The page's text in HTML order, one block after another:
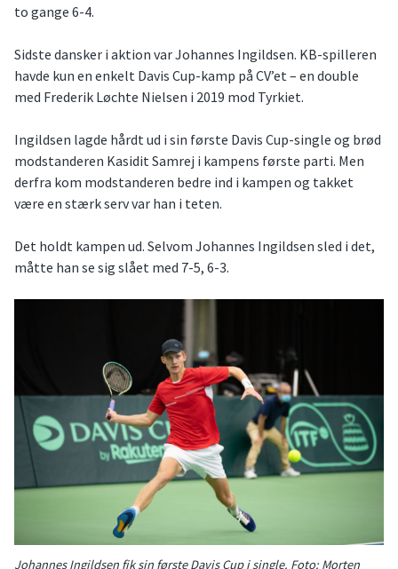
to gange 6-4.
Sidste dansker i aktion var Johannes Ingildsen. KB-spilleren
havde kun en enkelt Davis Cup-kamp på CV’et – en double
med Frederik Løchte Nielsen i 2019 mod Tyrkiet.
Ingildsen lagde hårdt ud i sin første Davis Cup-single og brød
modstanderen Kasidit Samrej i kampens første parti. Men
derfra kom modstanderen bedre ind i kampen og takket
være en stærk serv var han i teten.
Det holdt kampen ud. Selvom Johannes Ingildsen sled i det,
måtte han se sig slået med 7-5, 6-3.
Johannes Ingildsen fik sin første Davis Cup i single. Foto: Morten